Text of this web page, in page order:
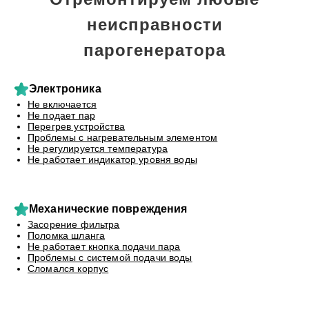
неисправности
парогенератора
Электроника
Не включается
Не подает пар
Перегрев устройства
Проблемы с нагревательным элементом
Не регулируется температура
Не работает индикатор уровня воды
Механические повреждения
Засорение фильтра
Поломка шланга
Не работает кнопка подачи пара
Проблемы с системой подачи воды
Сломался корпус